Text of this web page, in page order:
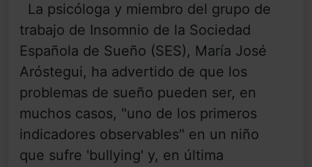
La psicóloga y miembro del grupo de
trabajo de Insomnio de la Sociedad
Española de Sueño (SES), María José
Aróstegui, ha advertido de que los
problemas de sueño pueden ser, en
muchos casos, "uno de los primeros
indicadores observables" en un niño
que sufre 'bullying' y, en última